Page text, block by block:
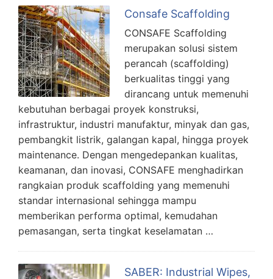
Consafe Scaffolding
CONSAFE Scaffolding
merupakan solusi sistem
perancah (scaffolding)
berkualitas tinggi yang
dirancang untuk memenuhi
kebutuhan berbagai proyek konstruksi,
infrastruktur, industri manufaktur, minyak dan gas,
pembangkit listrik, galangan kapal, hingga proyek
maintenance. Dengan mengedepankan kualitas,
keamanan, dan inovasi, CONSAFE menghadirkan
rangkaian produk scaffolding yang memenuhi
standar internasional sehingga mampu
memberikan performa optimal, kemudahan
pemasangan, serta tingkat keselamatan …
SABER: Industrial Wipes,